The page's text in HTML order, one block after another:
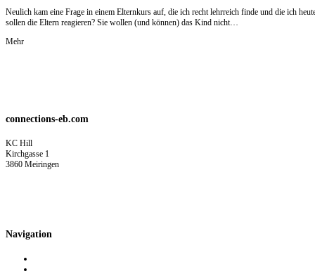
Neulich kam eine Frage in einem Elternkurs auf, die ich recht lehrreich finde und die ich
sollen die Eltern reagieren? Sie wollen (und können) das Kind nicht…
Mehr
connections-eb.com
KC Hill
Kirchgasse 1
3860 Meiringen
Navigation